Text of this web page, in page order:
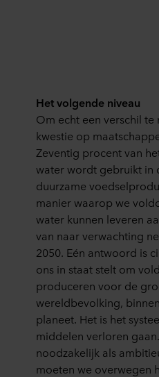
Het volgende niveau
Om echt een verschil
kwestie op
Zeventig procent van
water wordt gebruikt in
duurzame
manier waarop we
water kunnen leveren
van naar verwachting
2050. Eén antwoord is
ons in staat stelt om
produceren voor de
wereldbevolking,
planeet. Het is het
middelen verloren
noodzakelijk als
moeten we overwegen